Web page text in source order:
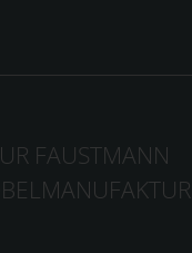
FAUSTMANN